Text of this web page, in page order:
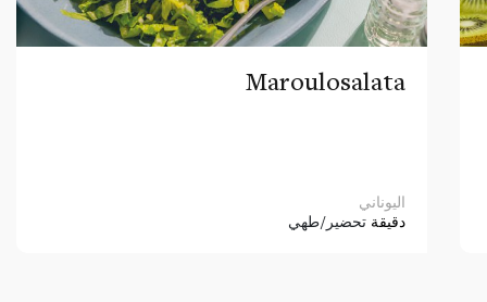
Maroulosalata
اليوناني
دقيقة تحضير/طهي